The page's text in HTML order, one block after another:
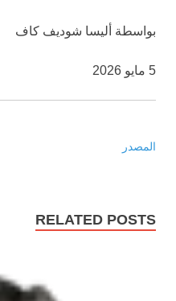
بواسطة أليسا شوديف كاف
5 مايو 2026
المصدر
RELATED POSTS